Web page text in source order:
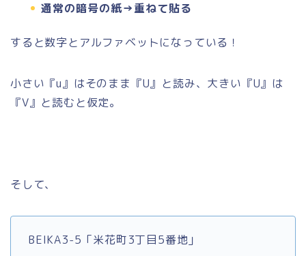
通常の暗号の紙→重ねて貼る
すると数字とアルファベットになっている！
小さい『u』はそのまま『U』と読み、大きい『U』は
『V』と読むと仮定。
そして、
BEIKA3-5「米花町3丁目5番地」